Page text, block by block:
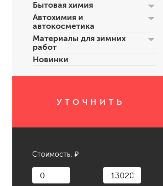
для
Бытовая химия
Автохимия и
автокосметика
Материалы для зимних
работ
Новинки
УТОЧНИТЬ
Стоимость, ₽